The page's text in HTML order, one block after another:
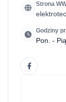
Strona
Godziny
Pon. -